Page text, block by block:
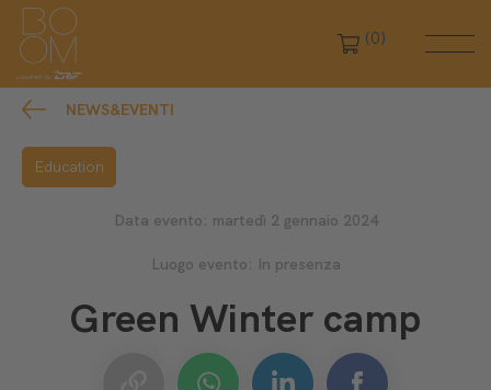
(0)
NEWS&EVENTI
Education
Data evento: martedì 2 gennaio 2024
Luogo evento: In presenza
Green Winter camp